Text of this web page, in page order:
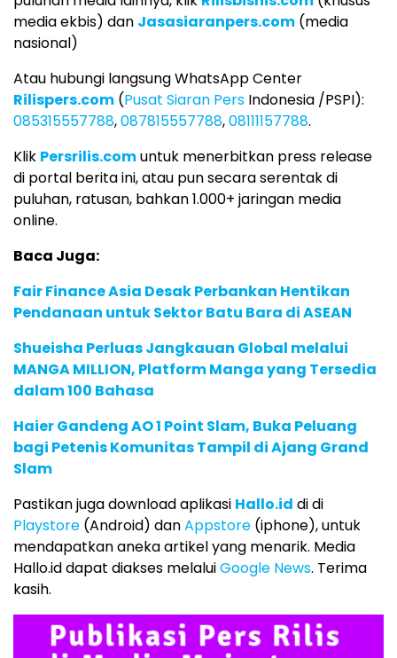
media ekbis) dan Jasasiaranpers.com (media
nasional)
Atau hubungi langsung WhatsApp Center
Rilispers.com (Pusat Siaran Pers Indonesia /PSPI):
085315557788,087815557788,08111157788.
Klik Persrilis.comuntuk menerbitkan press release
di portal berita ini, atau pun secara serentak di
puluhan, ratusan, bahkan 1.000+ jaringan media
online.
Baca Juga:
Fair Finance Asia Desak Perbankan Hentikan
Pendanaan untuk Sektor Batu Bara di ASEAN
Shueisha Perluas Jangkauan Global melalui
MANGA MILLION, Platform Manga yang Tersedia
dalam 100 Bahasa
Haier Gandeng AO 1 Point Slam, Buka Peluang
bagi Petenis Komunitas Tampil di Ajang Grand
Slam
Pastikan juga download aplikasi Hallo.id di di
Playstore (Android) danAppstore (iphone), untuk
mendapatkan aneka artikel yang menarik. Media
Hallo.id dapat diakses melaluiGoogle News. Terima
kasih.